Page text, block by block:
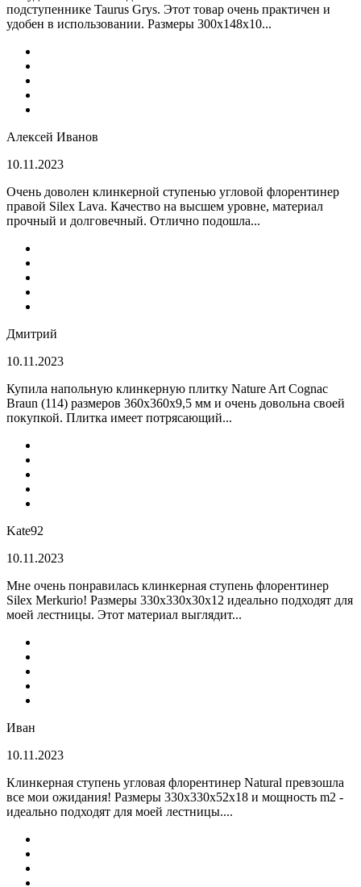
подступеннике Taurus Grys. Этот товар очень практичен и
удобен в использовании. Размеры 300х148х10...
Алексей Иванов
10.11.2023
Очень доволен клинкерной ступенью угловой флорентинер
правой Silex Lava. Качество на высшем уровне, материал
прочный и долговечный. Отлично подошла...
Дмитрий
10.11.2023
Купила напольную клинкерную плитку Nature Art Cognac
Braun (114) размеров 360x360x9,5 мм и очень довольна своей
покупкой. Плитка имеет потрясающий...
Kate92
10.11.2023
Мне очень понравилась клинкерная ступень флорентинер
Silex Merkurio! Размеры 330х330х30х12 идеально подходят для
моей лестницы. Этот материал выглядит...
Иван
10.11.2023
Клинкерная ступень угловая флорентинер Natural превзошла
все мои ожидания! Размеры 330х330х52х18 и мощность m2 -
идеально подходят для моей лестницы....